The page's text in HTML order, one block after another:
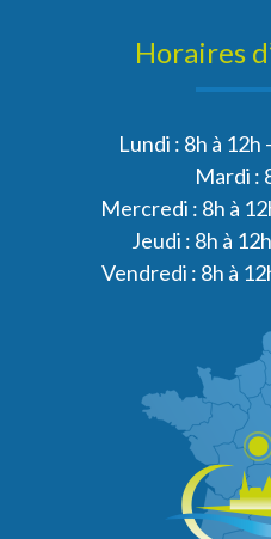
Horaires
Lundi : 8h à 12h
Mardi :
Mercredi : 8h à
Jeudi : 8h à
Vendredi : 8h à